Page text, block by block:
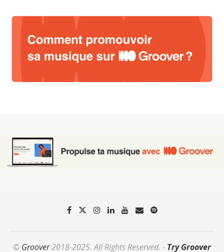
© Groover2018-2025. All Rights Reserved. - Try Groover